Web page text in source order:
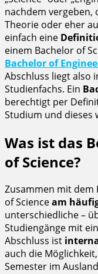
nachdem vergeben,
Theorie oder eher
einfach eine
einem Bachelor of
Bachelor of
Abschluss liegt also
Studienfachs. Ein
berechtigt per
Studium und dieses
Was ist das
of Science?
Zusammen mit dem
of Scienceam
unterschiedliche –
Studiengänge mit
Abschluss ist
auch die
Semester im